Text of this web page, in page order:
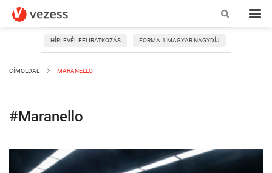
HÍRLEVÉL FELIRATKOZÁS FORMA-1 MAGYAR NAGYDÍJ
CÍMOLDAL MARANELLO
#Maranello